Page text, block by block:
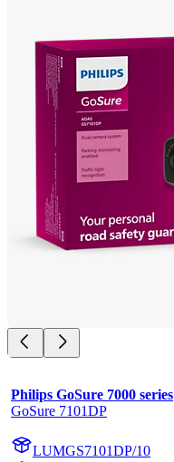
Philips GoSure 7000 series
GoSure 7101DP
LUMGS7101DP/10